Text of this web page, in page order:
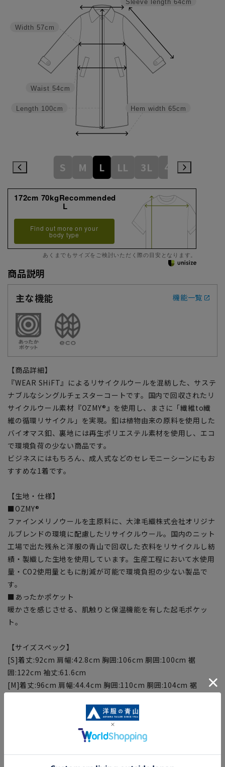
Hem width 65cm
Sleeve length 64cm
Length 100cm
Waist 54cm
Width 57cm
S M L LL 3L 4L
172cm 70kgRecommended
L
Find out more on your
body type
あくまでもサイズをご検討いただく際の目安となります。
商品説明
主な機能
機能一覧
【商品詳細】
『WEAR SHiFT』によるリサイクルウールを混紡した、サステ
ナブルなシングルチェスターコートです。国内で回収されたリ
サイクルウール素材『OZMY®』を使用し、まさに「繊維to繊
維の循環リサイクル」を実現。釦は植物由来の原料を使用した
バイオマス釦、裏地には再生ポリエステル素材を使用し、エコ
で環境負荷の少ない商品です。
ビジネスにはもちろん、成人式などのセレモニーシーンにもお
すすめな1着です。
【生地・仕様】
■OZMY®
ファインメリノウールを主原料に、大津毛織株式会社オリジナ
ルブレンドの環境に配慮したリサイクルウール。国内のニット
工場で出た残糸と洋服の青山で回収した衣料をリサイクルし紡
績・製織した生地を使用しています。生産工程において水使用
量・CO2使用量ともに削減が可能で環境負担の少ない製品で
す。
■あったかポケット
暖かさを感じさせる、肌触りと保温機能を有した起毛ポケッ
ト。
【サイズスペック】
[S]着丈:92cm 肩幅:42.8cm 胸囲:106cm 胴囲:100cm 裾
囲:122cm 袖丈:61.6cm
[M]着丈:96cm 肩幅:44.4cm 胸囲:110cm 胴囲:104cm 裾
[L]着丈:100cm 肩幅:46cm 胸囲:114cm 胴囲:108cm 裾
[LL]着丈:104cm 肩幅:47.6cm 胸囲:118cm 胴囲:112cm 裾